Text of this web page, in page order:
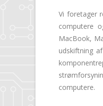
Vi foretager
computere
MacBook,
udskiftning
computere.